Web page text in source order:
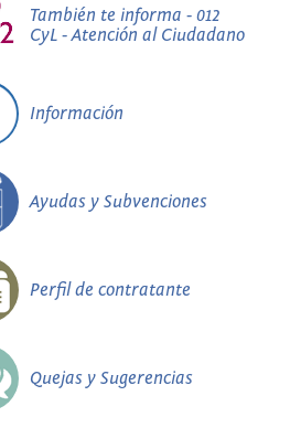
También te informa - 012
CyL - Atención al Ciudadano
Información
Ayudas y Subvenciones
Perfil de contratante
Quejas y Sugerencias